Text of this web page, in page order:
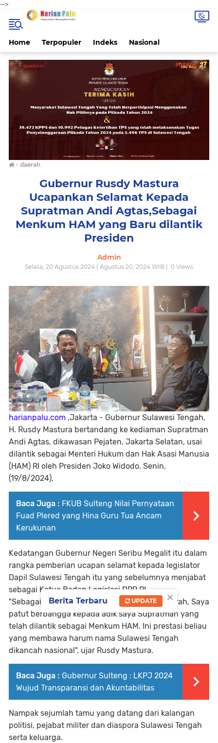
-->
Home Terpopuler Indeks Nasional
› daerah
Gubernur Rusdy Mastura
Ucapankan Selamat Kepada
Supratman Andi Agtas,Sebagai
Menkum HAM yang Baru dilantik
Presiden
Admin
Selasa, 20 Agustus 2024 | Agustus 20, 2024 WIB | 0 Views
harianpalu.com ,Jakarta - Gubernur Sulawesi Tengah,
H. Rusdy Mastura bertandang ke kediaman Supratman
Andi Agtas, dikawasan Pejaten, Jakarta Selatan, usai
dilantik sebagai Menteri Hukum dan Hak Asasi Manusia
(HAM) RI oleh Presiden Joko Widodo. Senin,
(19/8/2024).
Baca Juga : FKUB Sulteng Nilai Pernyataan
Fuad Plered yang Hina Guru Tua Ancam
Kerukunan
Kedatangan Gubernur Negeri Seribu Megalit itu dalam
rangka pemberian ucapan selamat kepada legislator
Dapil Sulawesi Tengah itu yang sebelumnya menjabat
sebagai Ketua Badan Legislasi DPR RI.
"Sebagai pribadi maupun sebagai Kepala Daerah, Saya
patut berbangga kepada adik saya Supratman yang
telah dilantik sebagai Menkum HAM. Ini prestasi beliau
yang membawa harum nama Sulawesi Tengah
dikancah nasional", ujar Rusdy Mastura.
Baca Juga : Gubernur Sulteng : LKPJ 2024
Wujud Transparansi dan Akuntabilitas
Nampak sejumlah tamu yang datang dari kalangan
politisi, pejabat militer dan diaspora Sulawesi Tengah
serta keluarga.
×
Berita Terbaru UPDATE